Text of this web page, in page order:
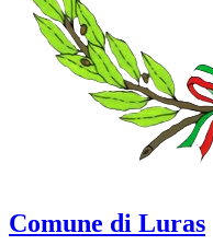
Comune di Luras